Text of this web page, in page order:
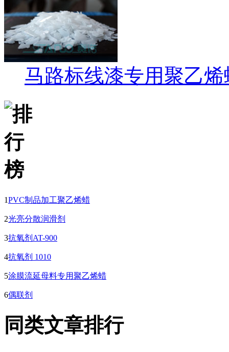
马路标线漆专用聚乙烯
1PVC制品加工聚乙烯蜡
2光亮分散润滑剂
3抗氧剂AT-900
4抗氧剂 1010
5涂膜流延母料专用聚乙烯蜡
6偶联剂
同类文章排行